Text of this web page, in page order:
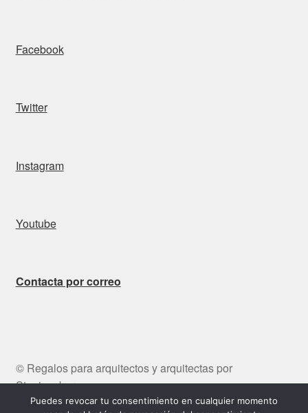
Facebook
Twitter
Instagram
Youtube
Contacta por correo
© Regalos para arquitectos y arquitectas por
Stepienybarno
Puedes revocar tu consentimiento en cualquier momento